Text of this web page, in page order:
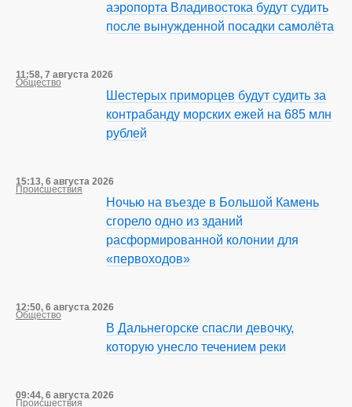
аэропорта Владивостока будут судить
после вынужденной посадки самолёта
11:58, 7 августа 2026
Общество
Шестерых приморцев будут судить за
контрабанду морских ежей на 685 млн
рублей
15:13, 6 августа 2026
Происшествия
Ночью на въезде в Большой Камень
сгорело одно из зданий
расформированной колонии для
«первоходов»
12:50, 6 августа 2026
Общество
В Дальнегорске спасли девочку,
которую унесло течением реки
09:44, 6 августа 2026
Происшествия